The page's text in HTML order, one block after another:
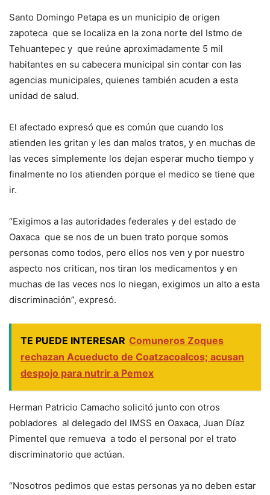
Santo Domingo Petapa es un municipio de origen
zapoteca que se localiza en la zona norte del Istmo de
Tehuantepec y que reúne aproximadamente 5 mil
habitantes en su cabecera municipal sin contar con las
agencias municipales, quienes también acuden a esta
unidad de salud.
El afectado expresó que es común que cuando los
atienden les gritan y les dan malos tratos, y en muchas de
las veces simplemente los dejan esperar mucho tiempo y
finalmente no los atienden porque el medico se tiene que
ir.
“Exigimos a las autoridades federales y del estado de
Oaxaca que se nos de un buen trato porque somos
personas como todos, pero ellos nos ven y por nuestro
aspecto nos critican, nos tiran los medicamentos y en
muchas de las veces nos lo niegan, exigimos un alto a esta
discriminación”, expresó.
TE PUEDE INTERESAR Comuneros Zoques
rechazan Acueducto de Coatzacoalcos; acusan
despojo para nutrir a Pemex
Herman Patricio Camacho solicitó junto con otros
pobladores al delegado del IMSS en Oaxaca, Juan Díaz
Pimentel que remueva a todo el personal por el trato
discriminatorio que actúan.
“Nosotros pedimos que estas personas ya no deben estar